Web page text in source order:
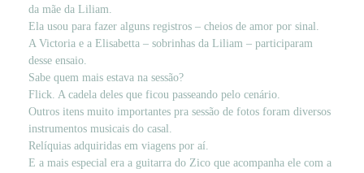
da mãe da Liliam.
Ela usou para fazer alguns registros – cheios de amor por sinal.
A Victoria e a Elisabetta – sobrinhas da Liliam – participaram
desse ensaio.
Sabe quem mais estava na sessão?
Flick. A cadela deles que ficou passeando pelo cenário.
Outros itens muito importantes pra sessão de fotos foram diversos
instrumentos musicais do casal.
Relíquias adquiridas em viagens por aí.
E a mais especial era a guitarra do Zico que acompanha ele com a